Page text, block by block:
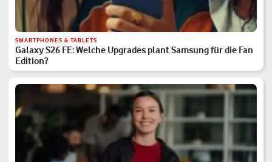
SMARTPHONES & TABLETS
Galaxy S26 FE: Welche Upgrades plant Samsung für die Fan
Edition?